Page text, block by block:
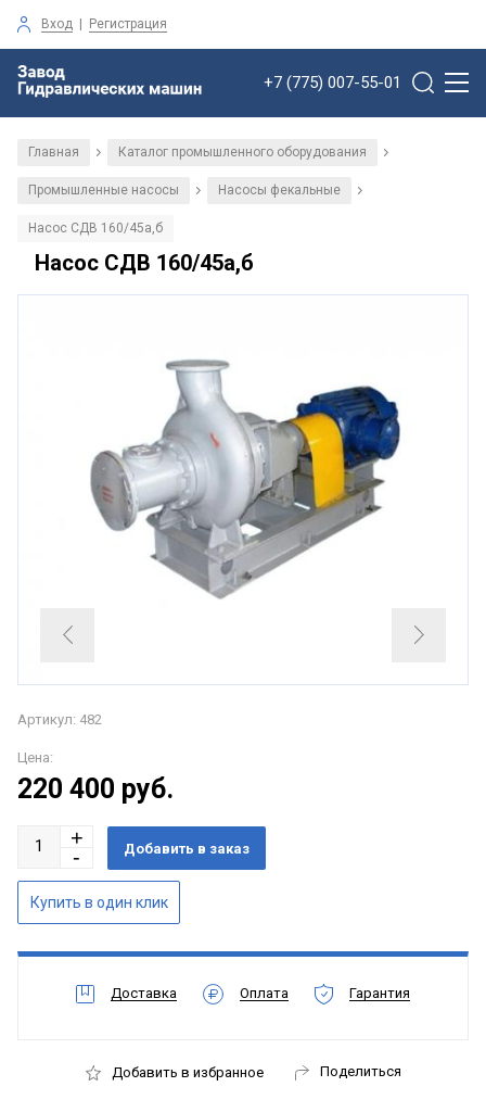
Вход | Регистрация
+7 (775) 007-55-01
Главная / Каталог промышленного оборудования /
Промышленные насосы / Насосы фекальные /
Насос СДВ 160/45а,б
Насос СДВ 160/45а,б
Артикул: 482
Цена:
220 400 руб.
Доставка Оплата Гарантия
Добавить в избранное Поделиться